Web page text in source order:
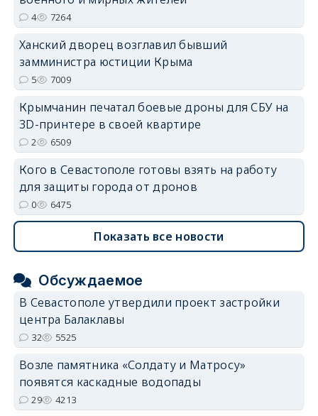
4 7264
Ханский дворец возглавил бывший
замминистра юстиции Крыма
5 7009
Крымчанин печатал боевые дроны для СБУ на
3D-принтере в своей квартире
2 6509
Кого в Севастополе готовы взять на работу
для защиты города от дронов
0 6475
Показать все новости
Обсуждаемое
В Севастополе утвердили проект застройки
центра Балаклавы
32 5525
Возле памятника «Солдату и Матросу»
появятся каскадные водопады
29 4213